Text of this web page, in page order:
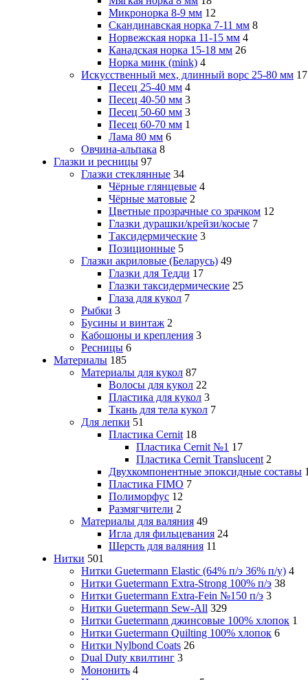
Микронорка 8-9 мм 12
Скандинавская норка 7-11 мм 8
Норвежская норка 11-15 мм 4
Канадская норка 15-18 мм 26
Норка минк (mink) 4
Искусственный мех, длинный ворс 25-80 мм 17
Песец 25-40 мм 4
Песец 40-50 мм 3
Песец 50-60 мм 3
Песец 60-70 мм 1
Лама 80 мм 6
Овчина-альпака 8
Глазки и ресницы 97
Глазки стеклянные 34
Чёрные глянцевые 4
Чёрные матовые 2
Цветные прозрачные со зрачком 12
Глазки дурашки/крейзи/косые 7
Таксидермические 3
Позиционные 5
Глазки акриловые (Беларусь) 49
Глазки для Тедди 17
Глазки таксидермические 25
Глаза для кукол 7
Рыбки 3
Бусины и винтаж 2
Кабошоны и крепления 3
Ресницы 6
Материалы 185
Материалы для кукол 87
Волосы для кукол 22
Пластика для кукол 3
Ткань для тела кукол 7
Для лепки 51
Пластика Cernit 18
Пластика Cernit №1 17
Пластика Cernit Translucent 2
Двухкомпонентные эпоксидные составы
Пластика FIMO 7
Полиморфус 12
Размягчители 2
Материалы для валяния 49
Игла для фильцевания 24
Шерсть для валяния 11
Нитки 501
Нитки Guetermann Elastic (64% п/э 36% п/у) 4
Нитки Guetermann Extra-Strong 100% п/э 38
Нитки Guetermann Extra-Fein №150 п/э 3
Нитки Guetermann Sew-All 329
Нитки Guetermann джинсовые 100% хлопок 1
Нитки Guetermann Quilting 100% хлопок 6
Нитки Nylbond Coats 26
Dual Duty квилтинг 3
Мононить 4